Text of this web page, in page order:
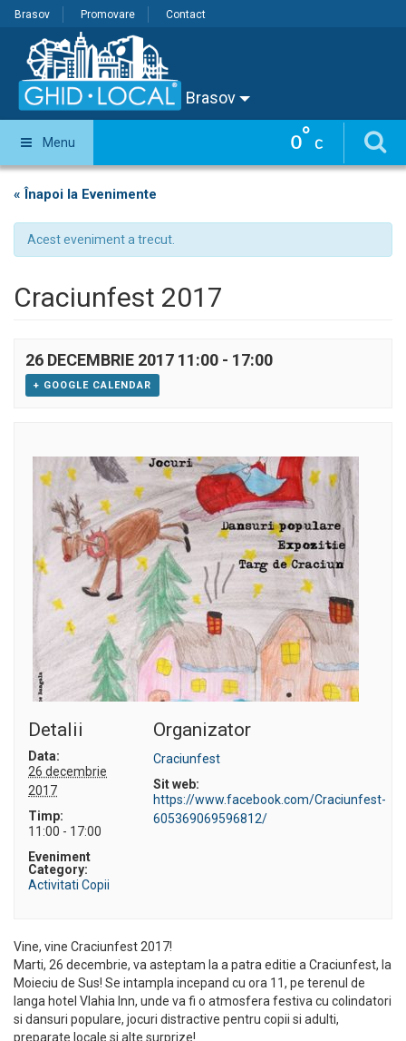
Brasov Promovare Contact
Brasov
0° C
Menu
« Înapoi la Evenimente
Acest eveniment a trecut.
Craciunfest 2017
26 DECEMBRIE 2017 11:00 - 17:00
+ GOOGLE CALENDAR
Detalii
Data:
26 decembrie
2017
Timp:
11:00 - 17:00
Eveniment
Category:
Activitati Copii
Organizator
Craciunfest
Sit web:
https://www.facebook.com/Craciunfest-
605369069596812/
Vine, vine Craciunfest 2017!
Marti, 26 decembrie, va asteptam la a patra editie a Craciunfest, la
Moieciu de Sus! Se intampla incepand cu ora 11, pe terenul de
langa hotel Vlahia Inn, unde va fi o atmosfera festiva cu colindatori
si dansuri populare, jocuri distractive pentru copii si adulti,
preparate locale si alte surprize!